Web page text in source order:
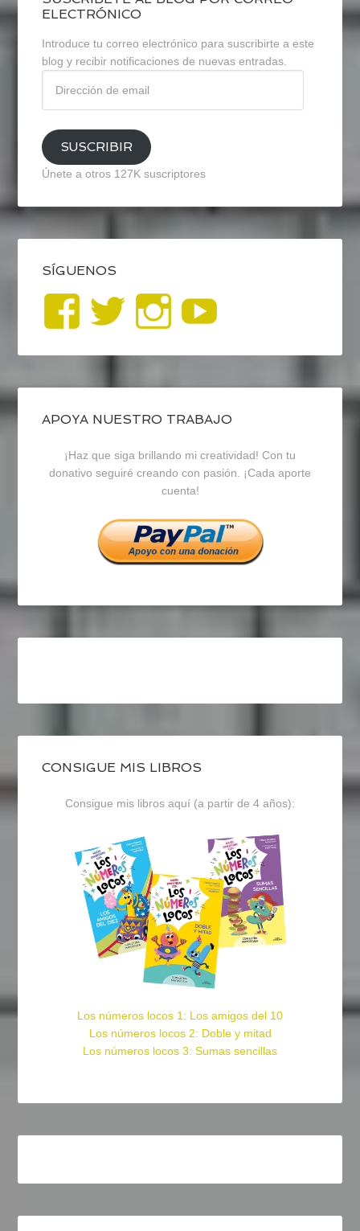
ELECTRÓNICO
Introduce tu correo electrónico para suscribirte a este
blog y recibir notificaciones de nuevas entradas.
email
SUSCRIBIR
Únete a otros 127K suscriptores
SÍGUENOS
Ver
perfil
de
blogrecursosep
en
Facebook
Ver
perfil
de
recursosep
en
Twitter
Ver
perfil
de
recursosep
en
Instagram
APOYA NUESTRO TRABAJO
¡Haz que siga brillando mi creatividad! Con tu
donativo seguiré creando con pasión. ¡Cada aporte
cuenta!
CONSIGUE MIS LIBROS
Consigue mis libros aquí (a partir de 4 años):
Los números locos 1: Los amigos del 10
Los números locos 2: Doble y mitad
Los números locos 3: Sumas sencillas